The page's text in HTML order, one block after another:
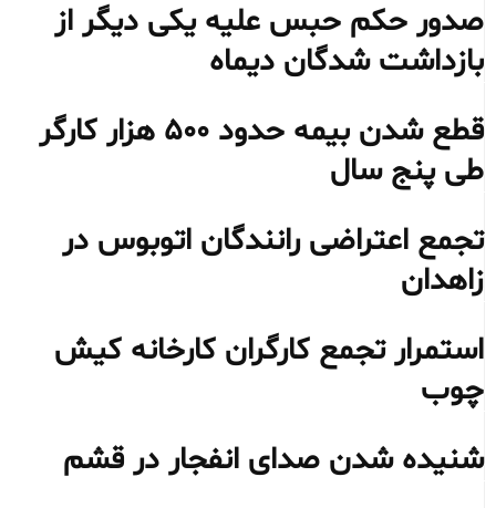
صدور حکم حبس علیه یکی دیگر از
بازداشت شدگان دیماه
قطع شدن بیمه حدود ۵۰۰ هزار کارگر
طی پنج سال
تجمع اعتراضی رانندگان اتوبوس در
زاهدان
استمرار تجمع کارگران کارخانه کیش
چوب
شنیده شدن صدای انفجار در قشم